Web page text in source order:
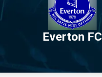
Everton FC